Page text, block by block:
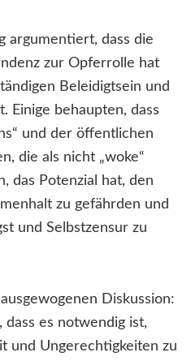
argumentiert, dass die
zur Opferrolle hat
Beleidigtsein und
Einige behaupten, dass
und der öffentlichen
die als nicht „woke“
das Potenzial hat, den
zu gefährden und
und Selbstzensur zu
Diskussion:
dass es notwendig ist,
und Ungerechtigkeiten zu